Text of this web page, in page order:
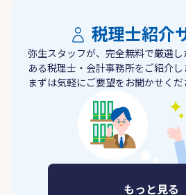
税理士紹介
弥生スタッフが、完全無料で厳選
ある税理士・会計事務所をご紹介し
まずは気軽にご要望をお聞かせくだ
もっと見る